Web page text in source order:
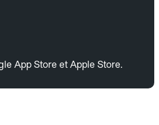
App Store et Apple Store.